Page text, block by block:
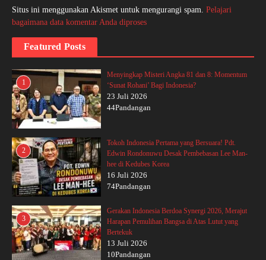
Situs ini menggunakan Akismet untuk mengurangi spam. Pelajari
bagaimana data komentar Anda diproses
Featured Posts
1
Menyingkap Misteri Angka 81 dan 8: Momentum
‘Sunat Rohani’ Bagi Indonesia?
23 Juli 2026
44Pandangan
2
Tokoh Indonesia Pertama yang Bersuara! Pdt.
Edwin Rondonuwu Desak Pembebasan Lee Man-
hee di Kedubes Korea
16 Juli 2026
74Pandangan
3
Gerakan Indonesia Berdoa Synergi 2026, Merajut
Harapan Pemulihan Bangsa di Atas Lutut yang
Bertekuk
13 Juli 2026
10Pandangan